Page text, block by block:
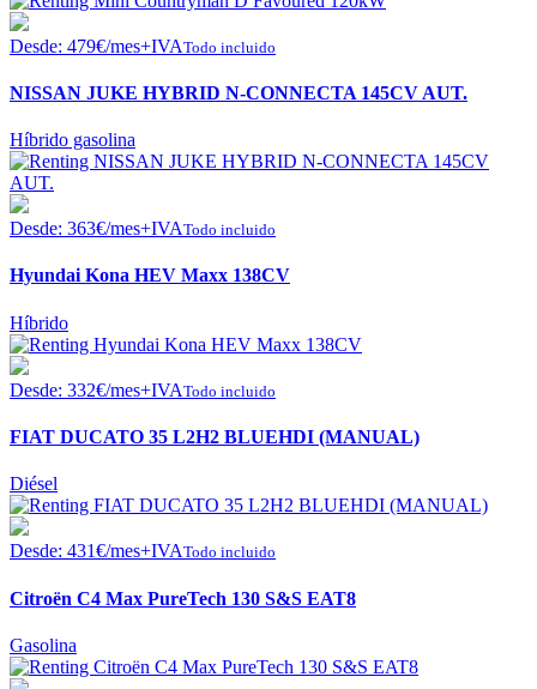
Desde: 479€/mes+IVATodo incluido
NISSAN JUKE HYBRID N-CONNECTA 145CV AUT.
Híbrido gasolina
Desde: 363€/mes+IVATodo incluido
Hyundai Kona HEV Maxx 138CV
Híbrido
Desde: 332€/mes+IVATodo incluido
FIAT DUCATO 35 L2H2 BLUEHDI (MANUAL)
Diésel
Desde: 431€/mes+IVATodo incluido
Citroën C4 Max PureTech 130 S&S EAT8
Gasolina